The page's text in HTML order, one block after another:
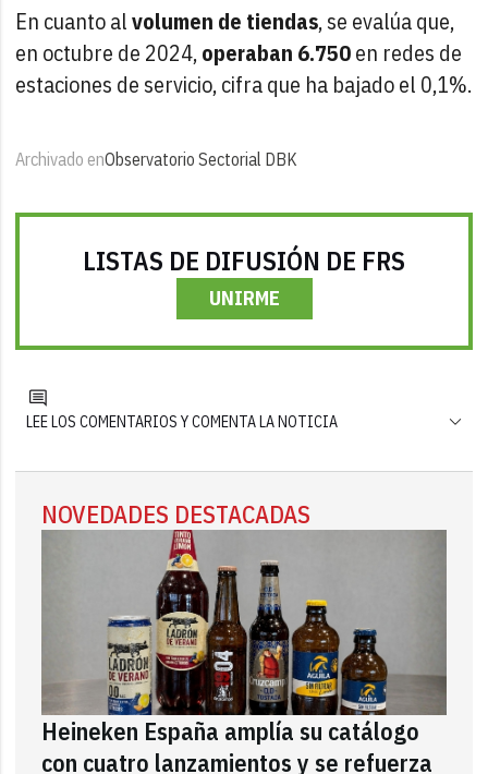
En cuanto alvolumen de tiendas, se evalúa que,
en octubre de 2024,operaban 6.750en redes de
estaciones de servicio, cifra que ha bajado el 0,1%.
Archivado enObservatorio Sectorial DBK
LISTAS DE DIFUSIÓN DE FRS
UNIRME
LEE LOS COMENTARIOS Y COMENTA LA NOTICIA
NOVEDADES DESTACADAS
Heineken España amplía su catálogo
con cuatro lanzamientos y se refuerza